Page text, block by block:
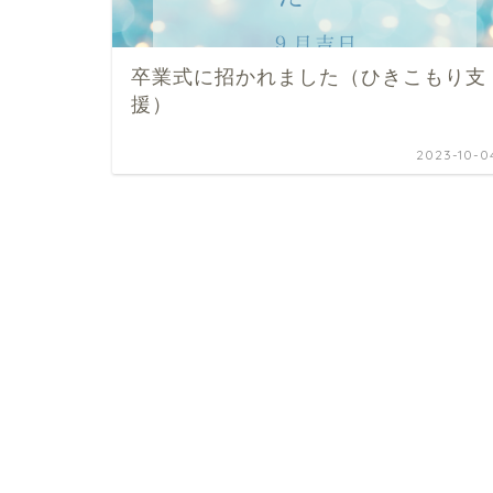
卒業式に招かれました（ひきこもり支
援）
2023-10-